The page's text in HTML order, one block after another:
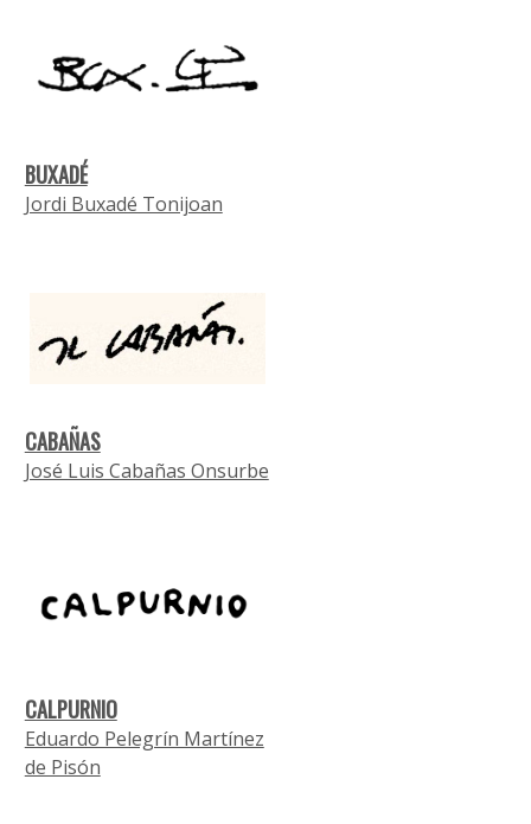
BUXADÉ
Jordi Buxadé Tonijoan
CABAÑAS
José Luis Cabañas Onsurbe
CALPURNIO
Eduardo Pelegrín Martínez
de Pisón